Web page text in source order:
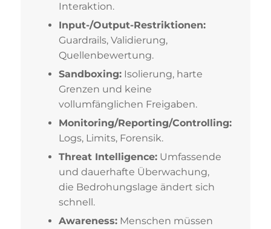
Interaktion.
Input-/Output-Restriktionen:
Guardrails, Validierung,
Quellenbewertung.
Sandboxing:Isolierung, harte
Grenzen und keine
vollumfänglichen Freigaben.
Monitoring/Reporting/Controlling:
Logs, Limits, Forensik.
Threat Intelligence:Umfassende
und dauerhafte Überwachung,
die Bedrohungslage ändert sich
schnell.
Awareness:Menschen müssen